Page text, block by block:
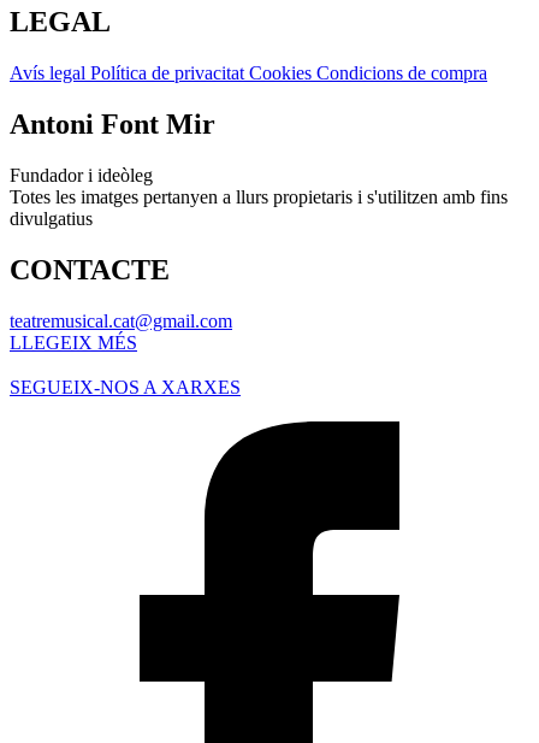
LEGAL
Avís legal Política de privacitat Cookies Condicions de compra
Antoni Font Mir
Fundador i ideòleg
Totes les imatges pertanyen a llurs propietaris i s'utilitzen amb fins
divulgatius
CONTACTE
teatremusical.cat@gmail.com
LLEGEIX MÉS
SEGUEIX-NOS A XARXES